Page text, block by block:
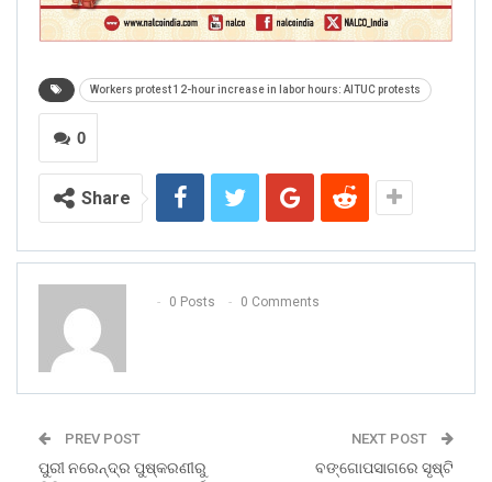
Workers protest 12-hour increase in labor hours: AITUC protests
0
Share
0 Posts 0 Comments
PREV POST
ପୁରୀ ନରେନ୍ଦ୍ର ପୁଷ୍କରଣୀରୁ
NEXT POST
ବଙ୍ଗୋପସାଗରେ ସୃଷ୍ଟି